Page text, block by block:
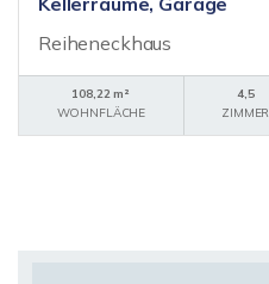
Reiheneckhaus
108,22 m²
WOHNFLÄCHE
4,5
ZIMMER